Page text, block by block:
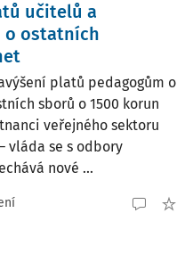
učitelů a
o ostatních
platů pedagogům o
sborů o 1500 korun
veřejného sektoru
vláda se s odbory
nové ...